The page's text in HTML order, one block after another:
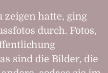
zeigen hatte, ging
durch. Fotos,
sind die Bilder, die